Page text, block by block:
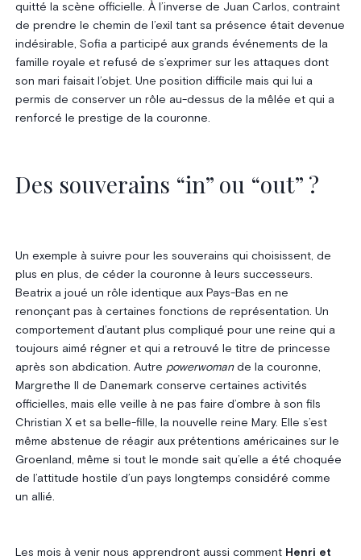
quitté la scène officielle. À l’inverse de Juan Carlos, contraint
de prendre le chemin de l’exil tant sa présence était devenue
indésirable, Sofia a participé aux grands événements de la
famille royale et refusé de s’exprimer sur les attaques dont
son mari faisait l’objet. Une position difficile mais qui lui a
permis de conserver un rôle au-dessus de la mêlée et qui a
renforcé le prestige de la couronne.
Des souverains “in” ou “out” ?
Un exemple à suivre pour les souverains qui choisissent, de
plus en plus, de céder la couronne à leurs successeurs.
Beatrix a joué un rôle identique aux Pays-Bas en ne
renonçant pas à certaines fonctions de représentation. Un
comportement d’autant plus compliqué pour une reine qui a
toujours aimé régner et qui a retrouvé le titre de princesse
après son abdication. Autre powerwomande la couronne,
Margrethe II de Danemark conserve certaines activités
officielles, mais elle veille à ne pas faire d’ombre à son fils
Christian X et sa belle-fille, la nouvelle reine Mary. Elle s’est
même abstenue de réagir aux prétentions américaines sur le
Groenland, même si tout le monde sait qu’elle a été choquée
de l’attitude hostile d’un pays longtemps considéré comme
un allié.
Les mois à venir nous apprendront aussi comment Henri et